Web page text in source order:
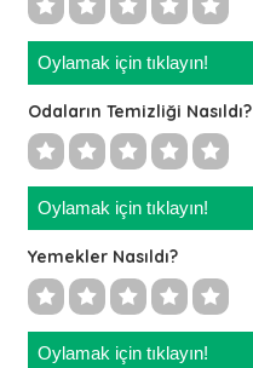
Oylamak için tıklayın!
Odaların Temizliği Nasıldı?
Oylamak için tıklayın!
Yemekler Nasıldı?
Oylamak için tıklayın!